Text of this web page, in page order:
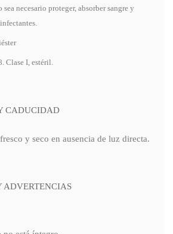
necesario proteger, absorber sangre y
Clase I, estéril.
CADUCIDAD
y seco en ausencia de luz directa.
ADVERTENCIAS